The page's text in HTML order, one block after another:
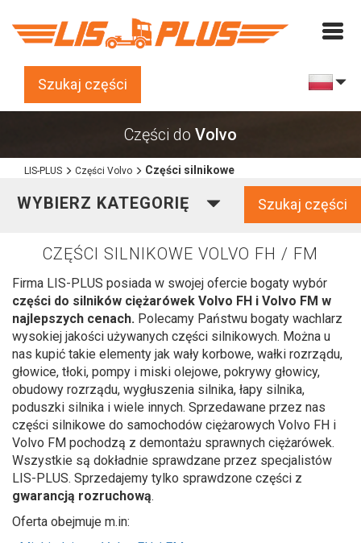
Szukaj części
Części do Volvo
LIS-PLUS Części Volvo Części silnikowe
WYBIERZ KATEGORIĘ Szukaj części
CZĘŚCI SILNIKOWE VOLVO FH / FM
Firma LIS-PLUS posiada w swojej ofercie bogaty wybór
części do silników ciężarówek Volvo FH i Volvo FM w
najlepszych cenach. Polecamy Państwu bogaty wachlarz
wysokiej jakości używanych części silnikowych. Można u
nas kupić takie elementy jak wały korbowe, wałki rozrządu,
głowice, tłoki, pompy i miski olejowe, pokrywy głowicy,
obudowy rozrządu, wygłuszenia silnika, łapy silnika,
poduszki silnika i wiele innych. Sprzedawane przez nas
części silnikowe do samochodów ciężarowych Volvo FH i
Volvo FM pochodzą z demontażu sprawnych ciężarówek.
Wszystkie są dokładnie sprawdzane przez specjalistów
LIS-PLUS. Sprzedajemy tylko sprawdzone części z
gwarancją rozruchową.
Oferta obejmuje m.in: